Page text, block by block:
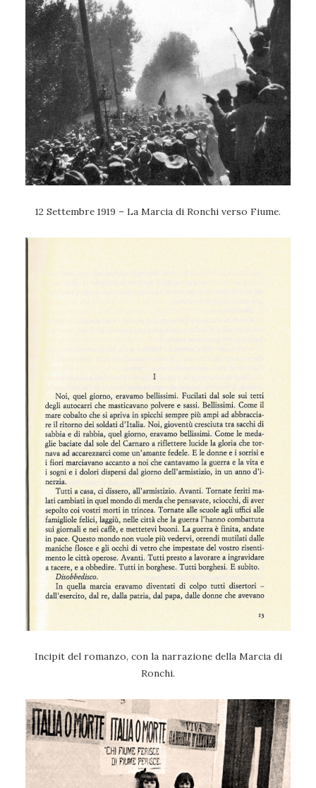
12 Settembre 1919 – La Marcia di Ronchi verso Fiume.
Incipit del romanzo, con la narrazione della Marcia di
Ronchi.